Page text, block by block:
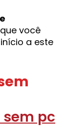
você
a este